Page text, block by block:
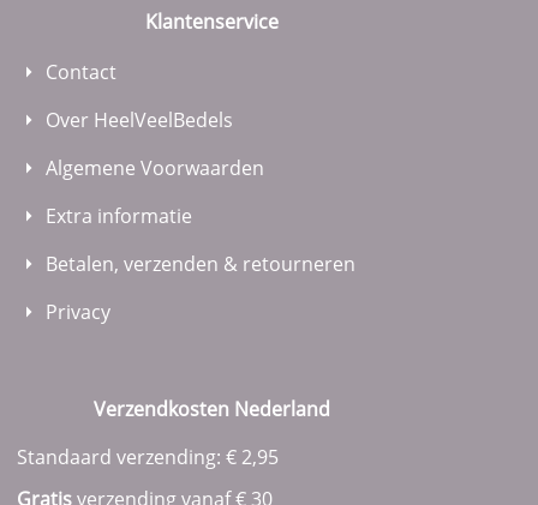
Klantenservice
Contact
Over HeelVeelBedels
Algemene Voorwaarden
Extra informatie
Betalen, verzenden & retourneren
Privacy
Verzendkosten Nederland
Standaard verzending: € 2,95
Gratisverzending vanaf € 30